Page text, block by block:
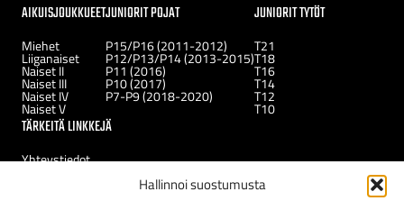
Hallinnoi suostumusta
AIKUISJOUKKUEET
Miehet
Liiganaiset
Naiset II
Naiset III
Naiset IV
Naiset V
JUNIORIT POJAT
P15/P16 (2011-2012)
P12/P13/P14 (2013-2015)
P11 (2016)
P10 (2017)
P7-P9 (2018-2020)
JUNIORIT TYTÖT
T21
T18
T16
T14
T12
T10
TÄRKEITÄ LINKKEJÄ
Yhteystiedot